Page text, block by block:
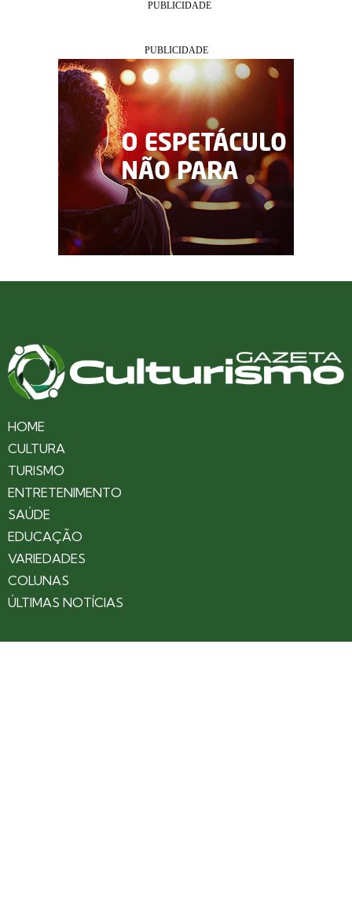
HOME
CULTURA
TURISMO
ENTRETENIMENTO
SAÚDE
EDUCAÇÃO
VARIEDADES
COLUNAS
ÚLTIMAS NOTÍCIAS